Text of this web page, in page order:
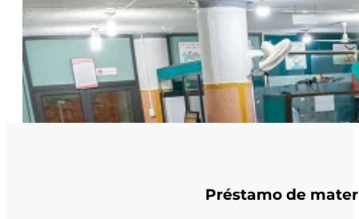
Préstamo de